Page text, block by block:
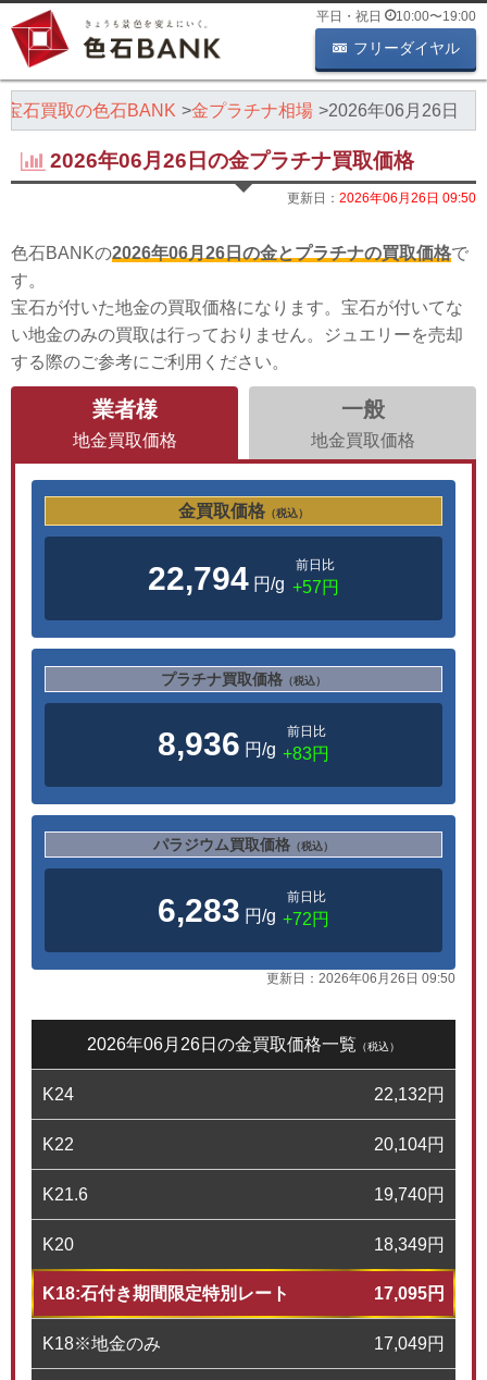
平日・祝日 10:00〜19:00
フリーダイヤル
宝石買取の色石BANK 金プラチナ相場 2026年06月26日
2026年06月26日の金プラチナ買取価格
更新日： 2026年06月26日 09:50
色石BANKの2026年06月26日の金とプラチナの買取価格で
す。
宝石が付いた地金の買取価格になります。宝石が付いてな
い地金のみの買取は行っておりません。ジュエリーを売却
する際のご参考にご利用ください。
業者様
地金買取価格
一般
地金買取価格
金買取価格 （税込）
22,794 円/g
前日比
+57円
プラチナ買取価格 （税込）
8,936 円/g
前日比
+83円
パラジウム買取価格 （税込）
6,283 円/g
前日比
+72円
更新日： 2026年06月26日 09:50
2026年06月26日の金買取価格一覧 （税込）
K24 22,132円
K22 20,104円
K21.6 19,740円
K20 18,349円
K18:石付き期間限定特別レート 17,095円
K18※地金のみ 17,049円